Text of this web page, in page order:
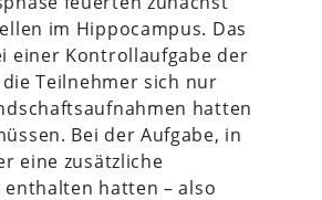
im Hippocampus. Das
einer Kontrollaufgabe der
Teilnehmer sich nur
hatten
Bei der Aufgabe, in
eine zusätzliche
hatten – also